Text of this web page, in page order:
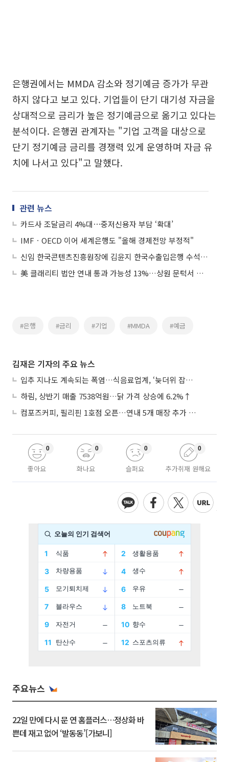
은행권에서는 MMDA 감소와 정기예금 증가가 무관
하지 않다고 보고 있다. 기업들이 단기 대기성 자금을
상대적으로 금리가 높은 정기예금으로 옮기고 있다는
분석이다. 은행권 관계자는 "기업 고객을 대상으로
단기 정기예금 금리를 경쟁력 있게 운영하며 자금 유
치에 나서고 있다"고 말했다.
관련 뉴스
카드사 조달금리 4%대⋯중저신용자 부담 ‘확대’
IMFㆍOECD 이어 세계은행도 "올해 경제전망 부정적"
신임 한국콘텐츠진흥원장에 김윤지 한국수출입은행 수석연구원 임명
美 클래리티 법안 연내 통과 가능성 13%…상원 문턱서 제동
#은행 #금리 #기업 #MMDA #예금
김재은 기자의 주요 뉴스
입추 지나도 계속되는 폭염…식음료업계, ‘늦더위 잡기’ 전력 투구
하림, 상반기 매출 7538억원…닭 가격 상승에 6.2%↑
컴포즈커피, 필리핀 1호점 오픈…연내 5개 매장 추가 출점
좋아요
0
화나요
0
슬퍼요
0
추가취재 원해요
0
주요뉴스
22일 만에 다시 문 연 홈플러스…정상화 바
쁜데 재고 없어 ‘발동동’[가보니]